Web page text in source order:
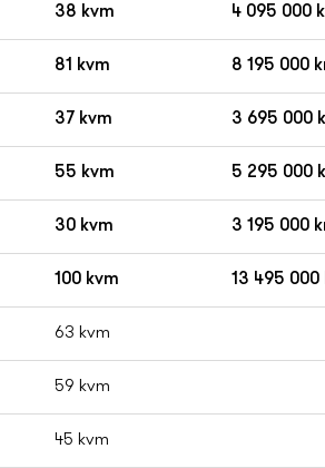
38 kvm 4 095 000
81 kvm 8 195 000
37 kvm 3 695 000
55 kvm 5 295 000
30 kvm 3 195 000
100 kvm 13 495 000
63 kvm
59 kvm
45 kvm